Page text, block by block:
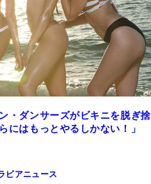
・ダンサーズがビキニを脱ぎ捨
にはもっとやるしかない！」
ビアニュース